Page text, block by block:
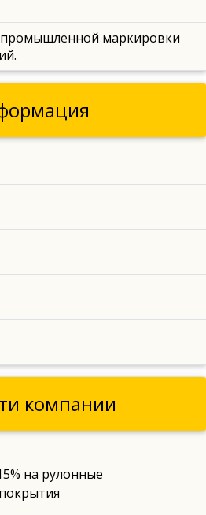
промышленной маркировки
компании
на рулонные